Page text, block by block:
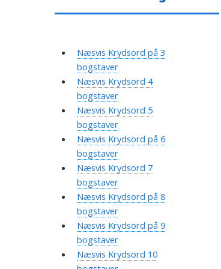
Næsvis Krydsord på 3
bogstaver
Næsvis Krydsord 4
bogstaver
Næsvis Krydsord 5
bogstaver
Næsvis Krydsord på 6
bogstaver
Næsvis Krydsord 7
bogstaver
Næsvis Krydsord på 8
bogstaver
Næsvis Krydsord på 9
bogstaver
Næsvis Krydsord 10